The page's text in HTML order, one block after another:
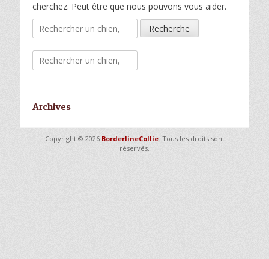
cherchez. Peut être que nous pouvons vous aider.
Recherche
pour:
Recherche
pour:
Archives
Copyright © 2026 BorderlineCollie. Tous les droits sont
réservés.